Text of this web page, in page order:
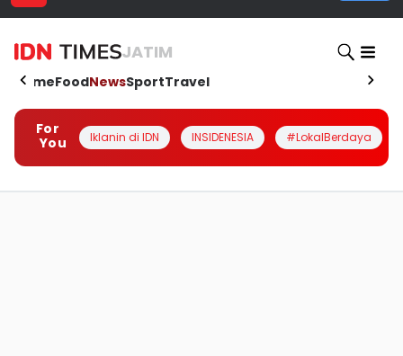
JATIM
HomeFoodNewsSportTravel
For
You
Iklanin di IDN INSIDENESIA #LokalBerdaya